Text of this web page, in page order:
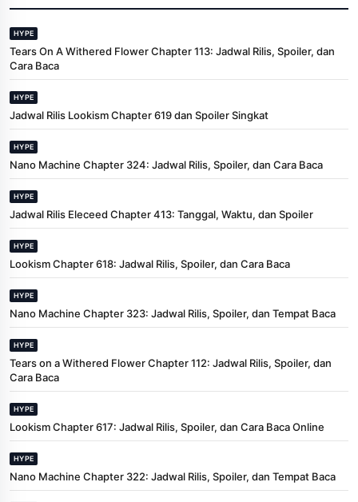
HYPE
Tears On A Withered Flower Chapter 113: Jadwal Rilis, Spoiler, dan
Cara Baca
HYPE
Jadwal Rilis Lookism Chapter 619 dan Spoiler Singkat
HYPE
Nano Machine Chapter 324: Jadwal Rilis, Spoiler, dan Cara Baca
HYPE
Jadwal Rilis Eleceed Chapter 413: Tanggal, Waktu, dan Spoiler
HYPE
Lookism Chapter 618: Jadwal Rilis, Spoiler, dan Cara Baca
HYPE
Nano Machine Chapter 323: Jadwal Rilis, Spoiler, dan Tempat Baca
HYPE
Tears on a Withered Flower Chapter 112: Jadwal Rilis, Spoiler, dan
Cara Baca
HYPE
Lookism Chapter 617: Jadwal Rilis, Spoiler, dan Cara Baca Online
HYPE
Nano Machine Chapter 322: Jadwal Rilis, Spoiler, dan Tempat Baca